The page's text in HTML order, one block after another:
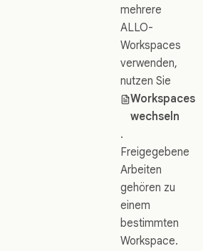
mehrere
ALLO-
Workspaces
verwenden,
nutzen Sie
Workspaces
wechseln
.
Freigegebene
Arbeiten
gehören zu
einem
bestimmten
Workspace.